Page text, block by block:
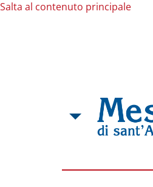
Salta al contenuto principale